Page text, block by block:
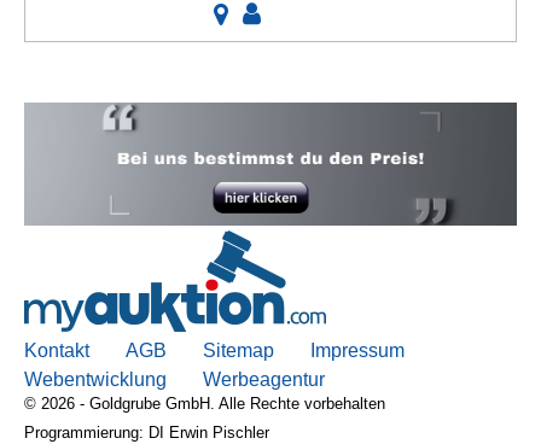
Kontakt AGB Sitemap
Impressum
Webentwicklung
Werbeagentur
© 2026 - Goldgrube GmbH. Alle Rechte vorbehalten
Programmierung: DI Erwin Pischler